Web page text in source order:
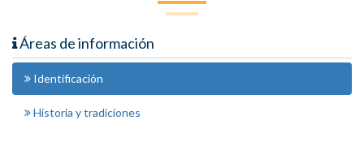
Áreas de información
Identificación
Historia y tradiciones